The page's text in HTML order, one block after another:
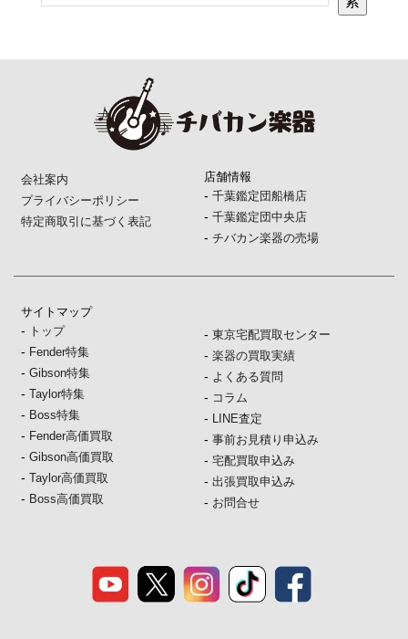
会社案内
プライバシーポリシー
特定商取引に基づく表記
店舗情報
- 千葉鑑定団船橋店
- 千葉鑑定団中央店
- チバカン楽器の売場
サイトマップ
- トップ
- Fender特集
-Gibson特集
-Taylor特集
- Boss特集
- Fender高価買取
-Gibson高価買取
-Taylor高価買取
- Boss高価買取
- 東京宅配買取センター
- 楽器の買取実績
- よくある質問
- コラム
- LINE査定
- 事前お見積り申込み
- 宅配買取申込み
- 出張買取申込み
- お問合せ